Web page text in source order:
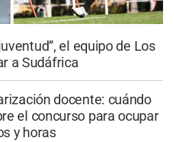
el equipo de Los
a Sudáfrica
docente: cuándo
el concurso para ocupar
y horas